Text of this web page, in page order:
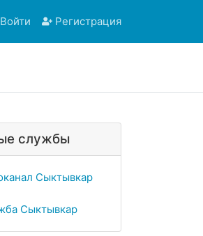
Войти Регистрация
службы
Сыктывкар
Сыктывкар